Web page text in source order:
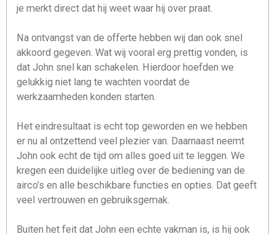
je merkt direct dat hij weet waar hij over praat.
Na ontvangst van de offerte hebben wij dan ook snel
akkoord gegeven. Wat wij vooral erg prettig vonden, is
dat John snel kan schakelen. Hierdoor hoefden we
gelukkig niet lang te wachten voordat de
werkzaamheden konden starten.
Het eindresultaat is echt top geworden en we hebben
er nu al ontzettend veel plezier van. Daarnaast neemt
John ook echt de tijd om alles goed uit te leggen. We
kregen een duidelijke uitleg over de bediening van de
airco’s en alle beschikbare functies en opties. Dat geeft
veel vertrouwen en gebruiksgemak.
Buiten het feit dat John een echte vakman is, is hij ook